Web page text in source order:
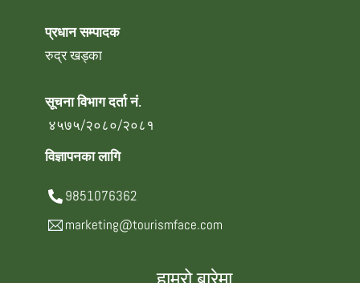
प्रधान सम्पादक
रुद्र खड्का
सूचना विभाग दर्ता नं.
४५७५/२०८०/२०८१
विज्ञापनका लागि
9851076362
marketing@tourismface.com